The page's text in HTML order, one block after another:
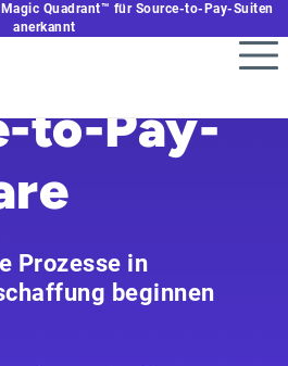
Quadrant™ für Source-to-Pay-Suiten
anerkannt
to-Pay-
Prozesse in
beginnen